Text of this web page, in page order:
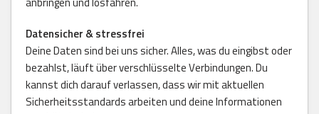
Datensicher & stressfrei
Deine Daten sind bei uns sicher. Alles, was du eingibst oder
bezahlst, läuft über verschlüsselte Verbindungen. Du
kannst dich darauf verlassen, dass wir mit aktuellen
Sicherheitsstandards arbeiten und deine Informationen